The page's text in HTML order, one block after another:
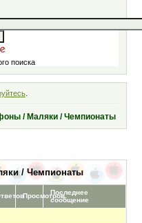
поиска
.
/ Маляки / Чемпионаты
/ Чемпионаты
ПросмотровПоследнее
сообщение